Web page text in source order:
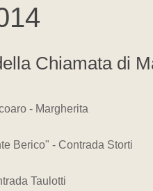
Chiamata di
- Margherita
Berico" - Contrada Storti
Taulotti